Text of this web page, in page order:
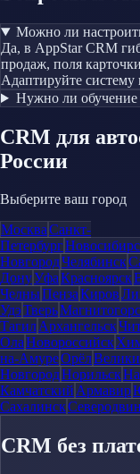
Можно ли
Да, в AppStar CRM
продаж, поля
Адаптируйте
Нужно ли обучение
CRM для
России
Выберите ваш город
МоскваСанкт-
Петербург
НовгородЧелябинск
ДонуУфаКрасноярск
ЧелныПензаКиров
УдэТверь
ТагилАрхангельск
ОлаНовороссийск
на-АмуреОрёл
НовгородНорильск
Камчатский Армавир
Сахалинск
CRM без